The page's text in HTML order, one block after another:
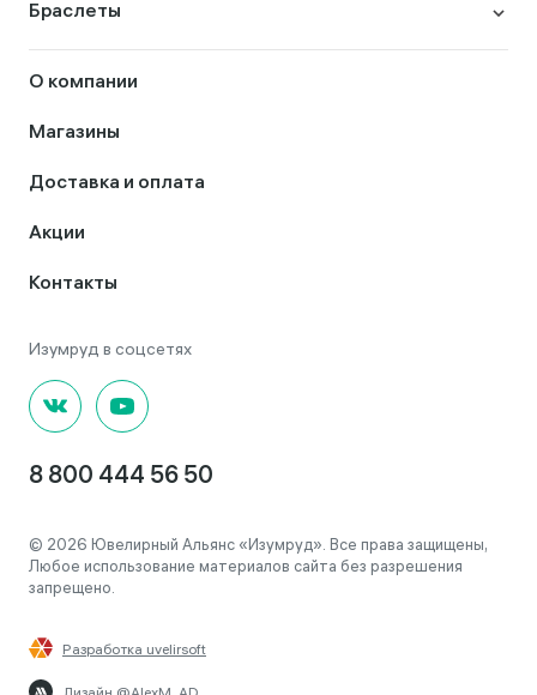
Браслеты
О компании
Магазины
Доставка и оплата
Акции
Контакты
8 800 444 56 50
© 2026 Ювелирный Альянс «Изумруд». Все права защищены,
Любое использование материалов сайта без разрешения
запрещено.
Разработка uvelirsoft